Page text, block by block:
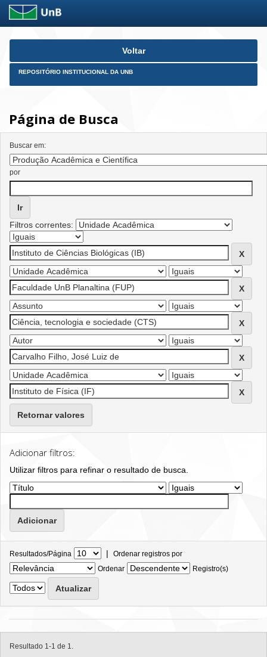
Skip
Voltar
REPOSITÓRIO INSTITUCIONAL DA UNB
Página de Busca
Buscar em:
por
Filtros correntes:
Retornar valores
Adicionar filtros:
Utilizar filtros para refinar o resultado de busca.
Resultados/Página | Ordenar registros por
Ordenar
Registro(s)
Resultado 1-1 de 1.